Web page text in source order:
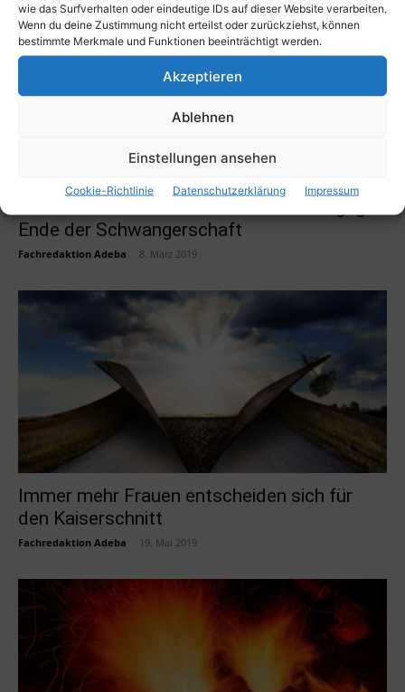
wie das Surfverhalten oder eindeutige IDs auf dieser Website verarbeiten.
Wenn du deine Zustimmung nicht erteilst oder zurückziehst, können
bestimmte Merkmale und Funktionen beeinträchtigt werden.
Akzeptieren
Ablehnen
Einstellungen ansehen
Cookie-Richtlinie Datenschutzerklärung Impressum
Ende der Schwangerschaft
Fachredaktion Adeba 8. März 2019
Immer mehr Frauen entscheiden sich für
den Kaiserschnitt
Fachredaktion Adeba 19. Mai 2019